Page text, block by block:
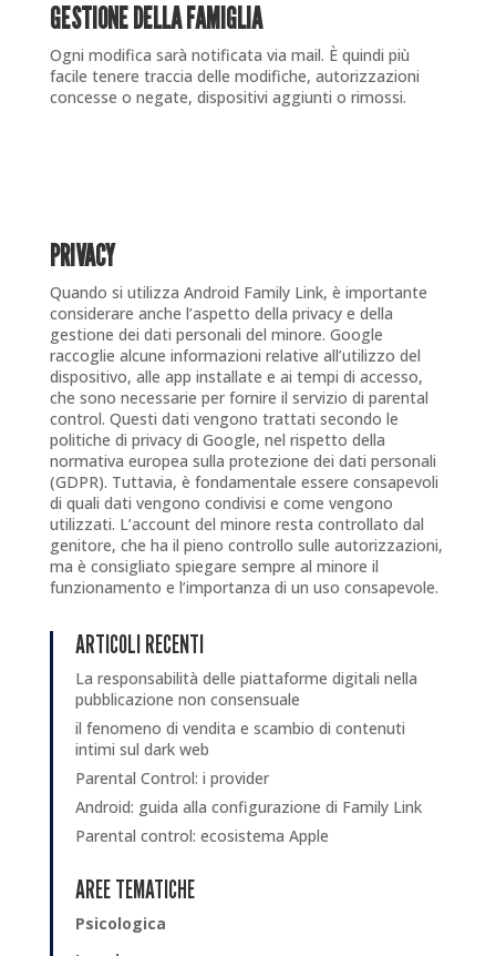
GESTIONE DELLA FAMIGLIA
Ogni modifica sarà notificata via mail. È quindi più
facile tenere traccia delle modifiche, autorizzazioni
concesse o negate, dispositivi aggiunti o rimossi.
PRIVACY
Quando si utilizza Android Family Link, è importante
considerare anche l’aspetto della privacy e della
gestione dei dati personali del minore. Google
raccoglie alcune informazioni relative all’utilizzo del
dispositivo, alle app installate e ai tempi di accesso,
che sono necessarie per fornire il servizio di parental
control. Questi dati vengono trattati secondo le
politiche di privacy di Google, nel rispetto della
normativa europea sulla protezione dei dati personali
(GDPR). Tuttavia, è fondamentale essere consapevoli
di quali dati vengono condivisi e come vengono
utilizzati. L’account del minore resta controllato dal
genitore, che ha il pieno controllo sulle autorizzazioni,
ma è consigliato spiegare sempre al minore il
funzionamento e l’importanza di un uso consapevole.
ARTICOLI RECENTI
La responsabilità delle piattaforme digitali nella
pubblicazione non consensuale
il fenomeno di vendita e scambio di contenuti
intimi sul dark web
Parental Control: i provider
Android: guida alla configurazione di Family Link
Parental control: ecosistema Apple
AREE TEMATICHE
Psicologica